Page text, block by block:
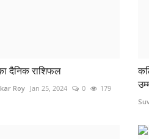
दैनिक राशिफल
Roy Jan 25, 2024 0 179